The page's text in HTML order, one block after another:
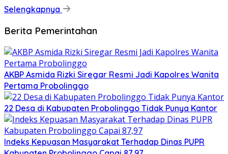
Selengkapnya
Berita Pemerintahan
AKBP Asmida Rizki Siregar Resmi Jadi Kapolres Wanita
Pertama Probolinggo
22 Desa di Kabupaten Probolinggo Tidak Punya Kantor
Indeks Kepuasan Masyarakat Terhadap Dinas PUPR